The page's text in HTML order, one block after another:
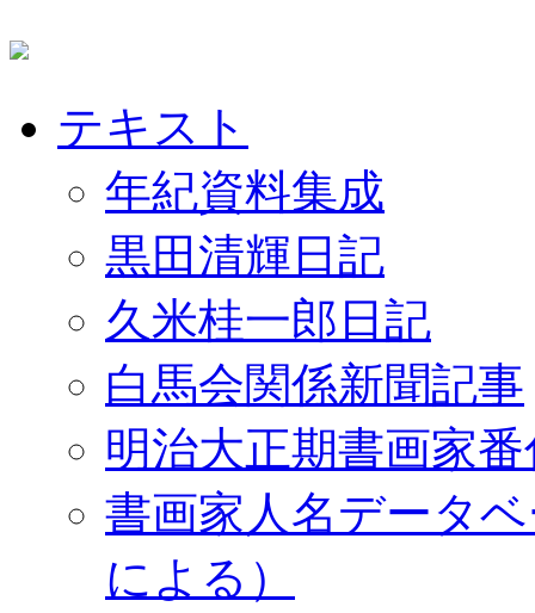
テキスト
年紀資料集成
黒田清輝日記
久米桂一郎日記
白馬会関係新聞記事
明治大正期書画家
書画家人名データ
による）